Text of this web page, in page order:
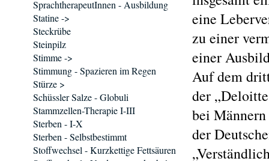
eine
zu einer
einer
Auf dem
der
bei
der
SprachtherapeutInnen - Ausbildung
Statine ->
Steckrübe
Steinpilz
Stimme ->
Stimmung - Spazieren im Regen
Stürze >
Schüssler Salze - Globuli
Stammzellen-Therapie I-III
Sterben - I-X
Sterben - Selbstbestimmt
Stoffwechsel - Kurzkettige Fettsäuren